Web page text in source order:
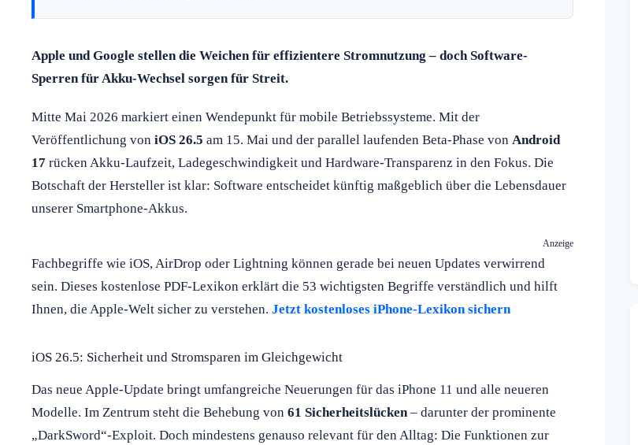
Apple und Google stellen die Weichen für effizientere Stromnutzung – doch Software-
Sperren für Akku-Wechsel sorgen für Streit.
Mitte Mai 2026 markiert einen Wendepunkt für mobile Betriebssysteme. Mit der
Veröffentlichung von iOS 26.5 am 15. Mai und der parallel laufenden Beta-Phase von Android
17 rücken Akku-Laufzeit, Ladegeschwindigkeit und Hardware-Transparenz in den Fokus. Die
Botschaft der Hersteller ist klar: Software entscheidet künftig maßgeblich über die Lebensdauer
unserer Smartphone-Akkus.
Anzeige
Fachbegriffe wie iOS, AirDrop oder Lightning können gerade bei neuen Updates verwirrend
sein. Dieses kostenlose PDF-Lexikon erklärt die 53 wichtigsten Begriffe verständlich und hilft
Ihnen, die Apple-Welt sicher zu verstehen. Jetzt kostenloses iPhone-Lexikon sichern
iOS 26.5: Sicherheit und Stromsparen im Gleichgewicht
Das neue Apple-Update bringt umfangreiche Neuerungen für das iPhone 11 und alle neueren
Modelle. Im Zentrum steht die Behebung von 61 Sicherheitslücken – darunter der prominente
„DarkSword“-Exploit. Doch mindestens genauso relevant für den Alltag: Die Funktionen zur